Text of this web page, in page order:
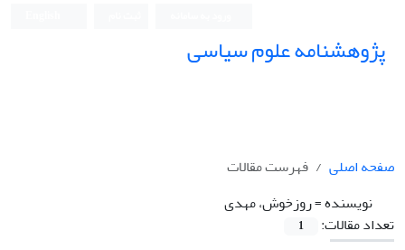
پژوهشنامه علوم سیاسی
صفحه اصلی
فهرست مقالات
نویسنده =روزخوش، مهدی
تعداد مقالات:
1